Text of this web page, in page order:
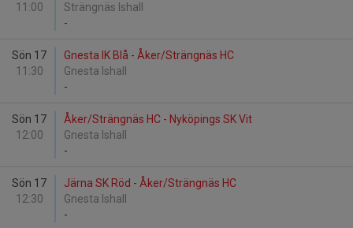
11:00
Strängnäs Ishall
-
Sön 17
11:30
Gnesta IK Blå - Åker/Strängnäs HC
Gnesta Ishall
-
Sön 17
12:00
Åker/Strängnäs HC - Nyköpings SK Vit
Gnesta Ishall
-
Sön 17
12:30
Järna SK Röd - Åker/Strängnäs HC
Gnesta Ishall
-